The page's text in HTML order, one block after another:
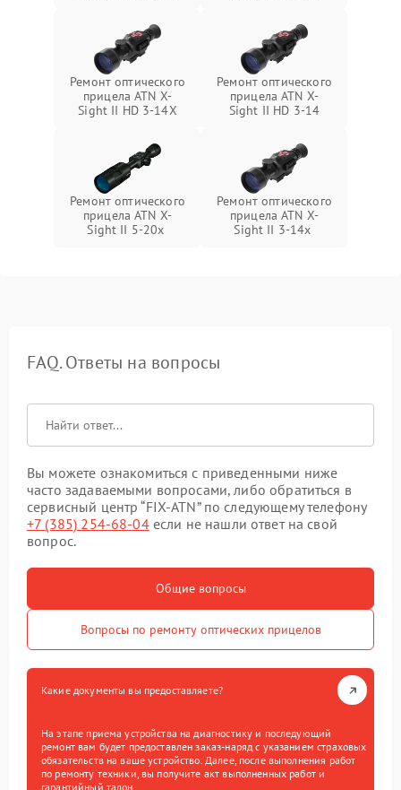
Ремонт оптического
прицела ATN X-
Sight II HD 3-14X
Ремонт оптического
прицела ATN X-
Sight II HD 3-14
Ремонт оптического
прицела ATN X-
Sight II 5-20x
Ремонт оптического
прицела ATN X-
Sight II 3-14x
FAQ. Ответы на вопросы
Вы можете ознакомиться с приведенными ниже
часто задаваемыми вопросами, либо обратиться в
сервисный центр “FIX-ATN” по следующему телефону
+7 (385) 254-68-04если не нашли ответ на свой
вопрос.
Общие вопросы
Вопросы по ремонту оптических прицелов
Какие документы вы предоставляете?
На этапе приема устройства на диагностику и последующий
ремонт вам будет предоставлен заказ-наряд с указанием страховых
обязательств на ваше устройство. Далее, после выполнения работ
по ремонту техники, вы получите акт выполненных работ и
гарантийный талон.